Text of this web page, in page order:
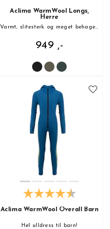
Aclima WarmWool Longs,
Herre
Varmt, slitesterk og meget behagelig!
949 ,-
Aclima WarmWool Overall Barn
Hel ulldress til barn!